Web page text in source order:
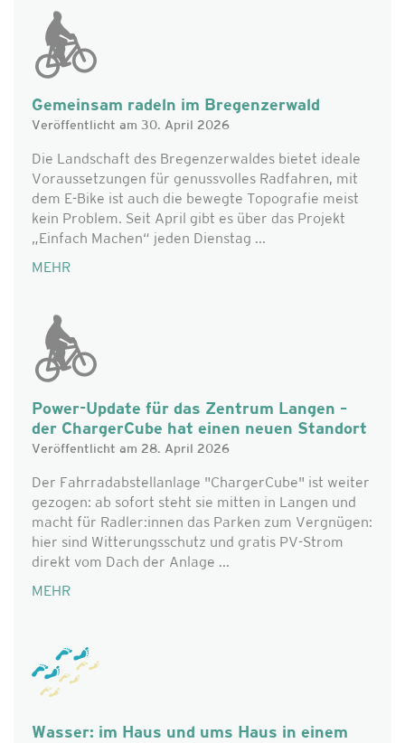
Gemeinsam radeln im Bregenzerwald
Veröffentlicht am 30. April 2026
Die Landschaft des Bregenzerwaldes bietet ideale
Voraussetzungen für genussvolles Radfahren, mit
dem E-Bike ist auch die bewegte Topografie meist
kein Problem. Seit April gibt es über das Projekt
„Einfach Machen“ jeden Dienstag ...
MEHR
Power-Update für das Zentrum Langen –
der ChargerCube hat einen neuen Standort
Veröffentlicht am 28. April 2026
Der Fahrradabstellanlage "ChargerCube" ist weiter
gezogen: ab sofort steht sie mitten in Langen und
macht für Radler:innen das Parken zum Vergnügen:
hier sind Witterungsschutz und gratis PV-Strom
direkt vom Dach der Anlage ...
MEHR
Wasser: im Haus und ums Haus in einem